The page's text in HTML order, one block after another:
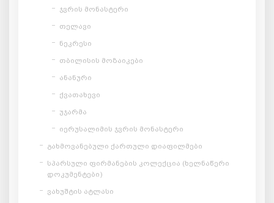
ჯვრის მონასტერი
თელავი
ნეკრესი
თბილისის მოზაიკები
ანანური
ქვათახევი
უჯარმა
იერუსალიმის ჯვრის მონასტერი
გახმოვანებული ქართული დიაფილმები
სპარსული ფირმანების კოლექცია (ხელნაწერი
დოკუმენტები)
ვახუშტის ატლასი